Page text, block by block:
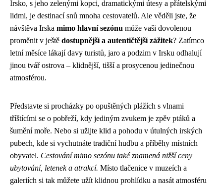
Irsko, s jeho zelenými kopci, dramatickými útesy a přátelskými
lidmi, je destinací snů mnoha cestovatelů. Ale věděli jste, že
návštěva Irska mimo hlavní sezónu může vaši dovolenou
proměnit v ještě dostupnější a autentičtější zážitek? Zatímco
letní měsíce lákají davy turistů, jaro a podzim v Irsku odhalují
jinou tvář ostrova – klidnější, tišší a prosycenou jedinečnou
atmosférou.
Představte si procházky po opuštěných plážích s vlnami
tříštícími se o pobřeží, kdy jediným zvukem je zpěv ptáků a
šumění moře. Nebo si užijte klid a pohodu v útulných irských
pubech, kde si vychutnáte tradiční hudbu a příběhy místních
obyvatel. Cestování mimo sezónu také znamená nižší ceny
ubytování, letenek a atrakcí. Místo tlačenice v muzeích a
galeriích si tak můžete užít klidnou prohlídku a nasát atmosféru